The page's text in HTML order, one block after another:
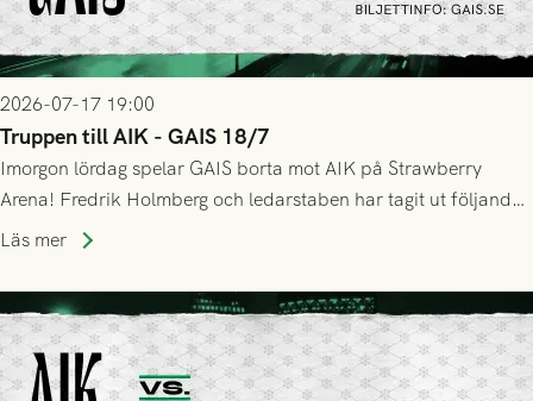
2026-07-17 19:00
Truppen till AIK - GAIS 18/7
Imorgon lördag spelar GAIS borta mot AIK på Strawberry
Arena! Fredrik Holmberg och ledarstaben har tagit ut följande
trupp till matchen:
Läs mer